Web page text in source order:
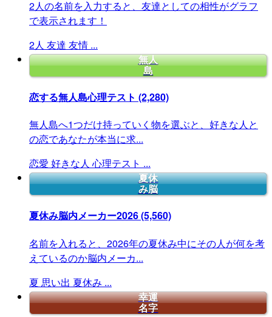
2人の名前を入力すると、友達としての相性がグラフ
で表示されます！
2人 友達 友情 ...
無人
島
恋する無人島心理テスト (2,280)
無人島へ1つだけ持っていく物を選ぶと、好きな人と
の恋であなたが本当に求...
恋愛 好きな人 心理テスト ...
夏休
み脳
夏休み脳内メーカー2026(5,560)
名前を入れると、2026年の夏休み中にその人が何を考
えているのか脳内メーカ...
夏 思い出 夏休み ...
幸運
名字